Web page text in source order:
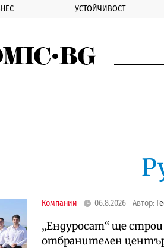
УСТОЙЧИВОСТ
Компании 06.8.2026 Автор:
„Ендуросат“ ще
отбранителен